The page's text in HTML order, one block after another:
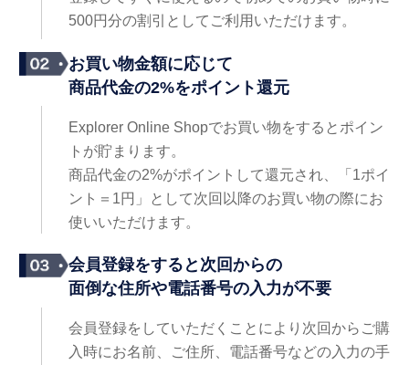
500円分の割引としてご利用いただけます。
お買い物金額に応じて
商品代金の2%をポイント還元
Explorer Online Shopでお買い物をするとポイン
トが貯まります。
商品代金の2%がポイントして還元され、「1ポイ
ント＝1円」として次回以降のお買い物の際にお
使いいただけます。
会員登録をすると次回からの
面倒な住所や電話番号の入力が不要
会員登録をしていただくことにより次回からご購
入時にお名前、ご住所、電話番号などの入力の手